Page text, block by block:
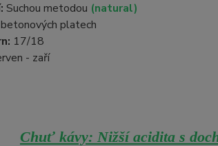
Suchou metodou (natural)
platech
17/18
- zaří
Chuť kávy: Nižší acidita s